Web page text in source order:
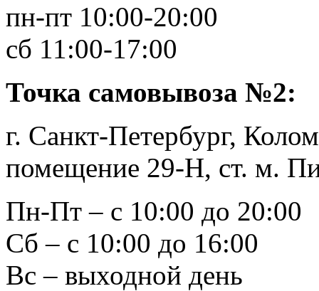
пн-пт 10:00-20:00
сб 11:00-17:00
Точка самовывоза №2:
г. Санкт-Петербург,
помещение 29-Н, ст. м.
Пн-Пт – с 10:00 до 20:00
Сб – с 10:00 до 16:00
Вс – выходной день